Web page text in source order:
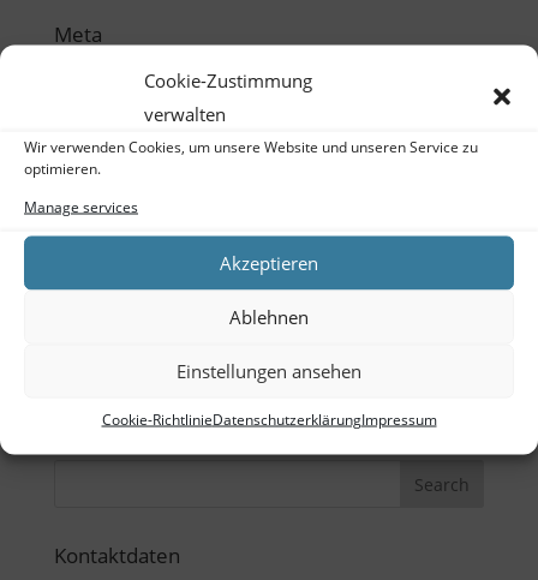
Cookie-Zustimmung
verwalten
Wir verwenden Cookies, um unsere Website und unseren Service zu
optimieren.
Manage services
Akzeptieren
Ablehnen
Einstellungen ansehen
Cookie-RichtlinieDatenschutzerklärungImpressum
Meta
Entries feed
Comments feed
WordPress.org
Ladenbau Outdoor
TubeOne
Suchen
Kontaktdaten